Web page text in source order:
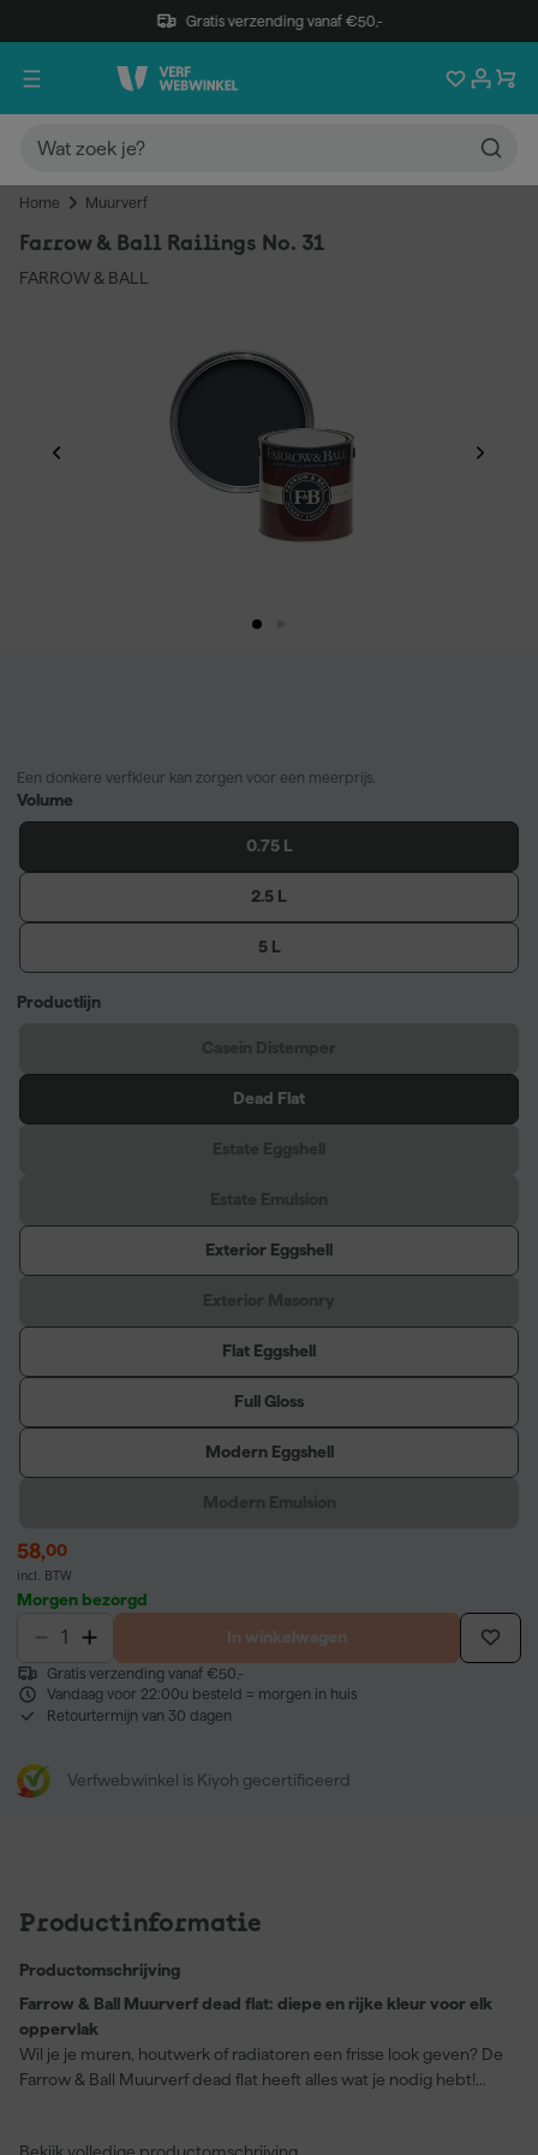
Gratis verzending vanaf €50,-
Home Muurverf
Farrow & Ball Railings No. 31
FARROW & BALL
Een donkere verfkleur kan zorgen voor een meerprijs.
Volume
0.75 L
2.5 L
5 L
Productlijn
Dead Flat
Exterior Eggshell
Flat Eggshell
Full Gloss
Modern Eggshell
58,00
incl. BTW
Morgen bezorgd
In winkelwagen
Gratis verzending vanaf €50,-
Vandaag voor 22:00u besteld = morgen in huis
Retourtermijn van 30 dagen
Verfwebwinkel is Kiyoh gecertificeerd
Productinformatie
Productomschrijving
Farrow & Ball Muurverf dead flat: diepe en rijke kleur voor elk
oppervlak
Wil je je muren, houtwerk of radiatoren een frisse look geven? De
Farrow & Ball Muurverf dead flat heeft alles wat je nodig hebt!
Bekijk volledige productomschrijving